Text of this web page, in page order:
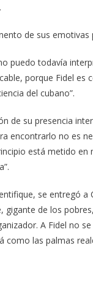
de sus emotivas
puedo todavía
porque Fidel es
del cubano”.
de su presencia
encontrarlo no es
está metido en
se entregó a
gigante de los
A Fidel no
como las palmas